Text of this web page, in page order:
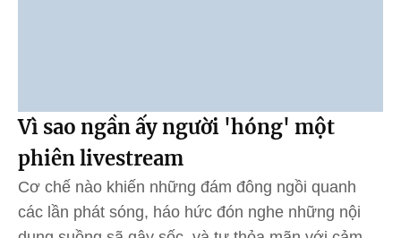
Vì sao ngần ấy người 'hóng' một
phiên livestream
Cơ chế nào khiến những đám đông ngồi quanh
các lần phát sóng, háo hức đón nghe những nội